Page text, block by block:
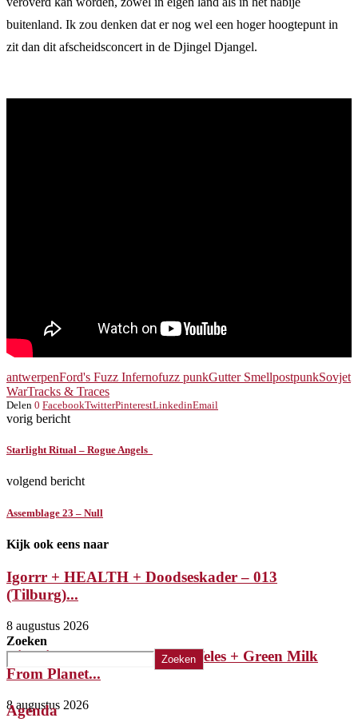
buitenland. Ik zou denken dat er nog wel een hoger hoogtepunt in
zit dan dit afscheidsconcert in de Djingel Djangel.
antwerpenFord's Fuzz Infernofuzz punkGutter SmellpostpunkSovjet
WarTracks & Traces
Delen 0 FacebookTwitterPinterestLinkedinEmail
vorig bericht
Starlight Ritual – Rogue Angels
volgend bericht
Assemblage 23 – Null
Kijk ook eens naar
Igorrr + HEALTH + Doodseskader – 013
(Tilburg)...
8 augustus 2026
Riffsniffer Presents: Mephistofeles + Green Milk
From Planet...
8 augustus 2026
Zoeken
Zoeken
Agenda